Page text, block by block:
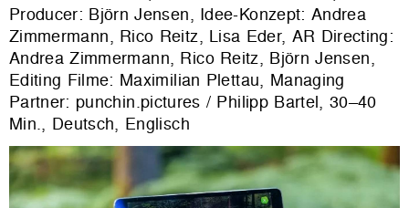
Producer: Björn Jensen, Idee-Konzept: Andrea
Zimmermann, Rico Reitz, Lisa Eder, AR Directing:
Andrea Zimmermann, Rico Reitz, Björn Jensen,
Editing Filme: Maximilian Plettau, Managing
Partner: punchin.pictures / Philipp Bartel, 30–40
Min., Deutsch, Englisch